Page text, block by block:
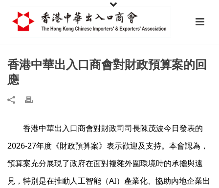
香港中華出入口商會對財政預算案的回
應
香港中華出入口商會對財政司司長陳茂波今日發表的
2026-27年度《財政預算案》表示歡迎及支持。本會認為，
預算案充分展現了政府在面對複雜外圍環境時的承擔與遠
見，特別是在推動人工智能（AI）產業化、協助內地企業出